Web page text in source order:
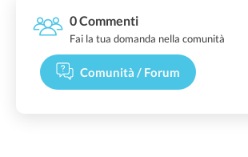
0 Commenti
Fai la tua domanda nella comunità
Comunità / Forum